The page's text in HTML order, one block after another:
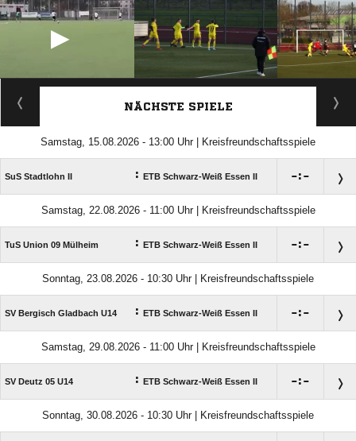
ANZEIGE
NÄCHSTE SPIELE
Samstag, 15.08.2026 - 13:00 Uhr | Kreisfreundschaftsspiele
SuS Stadtlohn II : ETB Schwarz-Weiß Essen II :
Samstag, 22.08.2026 - 11:00 Uhr | Kreisfreundschaftsspiele
TuS Union 09 Mülheim : ETB Schwarz-Weiß Essen II :
Sonntag, 23.08.2026 - 10:30 Uhr | Kreisfreundschaftsspiele
SV Bergisch Gladbach U14 : ETB Schwarz-Weiß Essen II :
Samstag, 29.08.2026 - 11:00 Uhr | Kreisfreundschaftsspiele
SV Deutz 05 U14 : ETB Schwarz-Weiß Essen II :
Sonntag, 30.08.2026 - 10:30 Uhr | Kreisfreundschaftsspiele